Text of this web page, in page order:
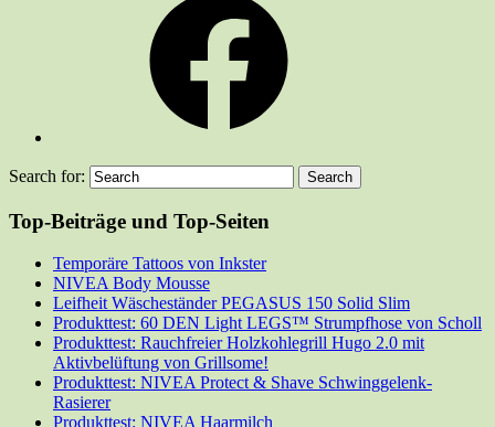
Search for:
Top-Beiträge und Top-Seiten
Temporäre Tattoos von Inkster
NIVEA Body Mousse
Leifheit Wäscheständer PEGASUS 150 Solid Slim
Produkttest: 60 DEN Light LEGS™ Strumpfhose von Scholl
Produkttest: Rauchfreier Holzkohlegrill Hugo 2.0 mit
Aktivbelüftung von Grillsome!
Produkttest: NIVEA Protect & Shave Schwinggelenk-
Rasierer
Produkttest: NIVEA Haarmilch